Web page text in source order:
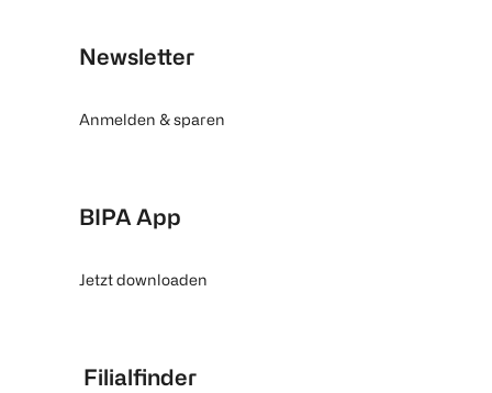
Newsletter
Anmelden & sparen
BIPA App
Jetzt downloaden
Filialfinder